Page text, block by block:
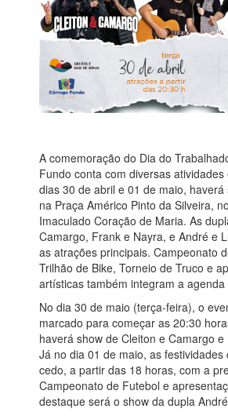
A comemoração do Dia do
Fundo conta com diversas
dias 30 de abril e 01 de maio, haverá
na Praça Américo Pinto da Silveira,
Imaculado Coração de Maria. As
Camargo, Frank e Nayra, e André e
as atrações principais. Campeonato
Trilhão de Bike, Torneio de Truco e
artísticas também integram a agenda
No dia 30 de maio (terça-feira), o
marcado para começar as 20:30
haverá show de Cleiton e Camargo
Já no dia 01 de maio, as festividades
cedo, a partir das 18 horas, com a
Campeonato de Futebol e
destaque será o show da dupla